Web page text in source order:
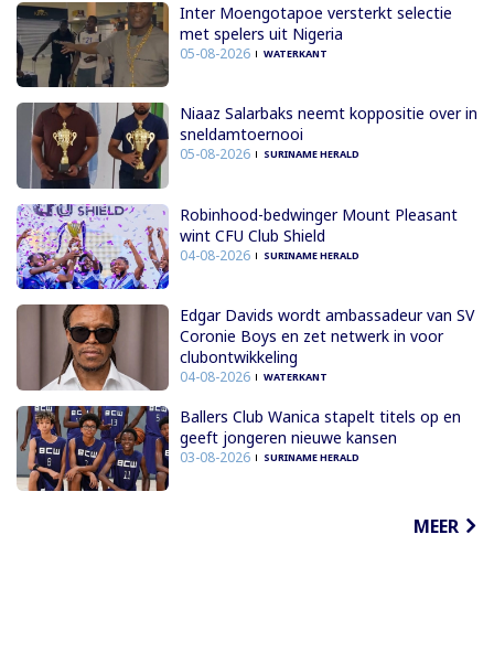
Inter Moengotapoe versterkt selectie
met spelers uit Nigeria
05-08-2026 WATERKANT
Niaaz Salarbaks neemt koppositie over in
sneldamtoernooi
05-08-2026 SURINAME HERALD
Robinhood-bedwinger Mount Pleasant
wint CFU Club Shield
04-08-2026 SURINAME HERALD
Edgar Davids wordt ambassadeur van SV
Coronie Boys en zet netwerk in voor
clubontwikkeling
04-08-2026 WATERKANT
Ballers Club Wanica stapelt titels op en
geeft jongeren nieuwe kansen
03-08-2026 SURINAME HERALD
MEER